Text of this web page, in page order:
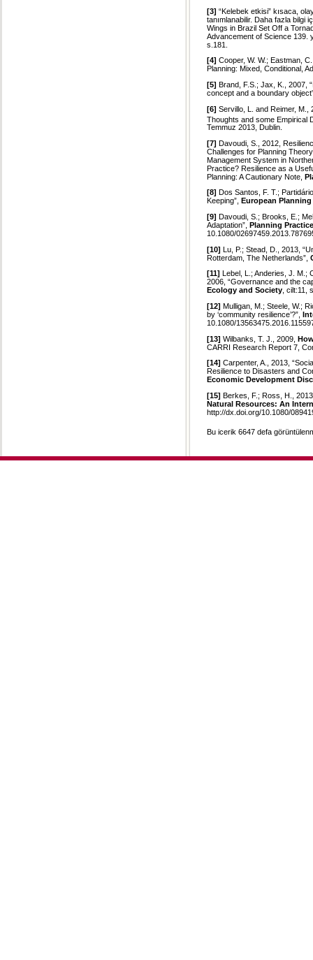
[3] “Kelebek etkisi” kısaca,
tanımlanabilir. Daha fazla bilgi
Wings in Brazil Set Off a
Advancement of Science 139.
s.181.
[4] Cooper, W. W.; Eastman,
Planning: Mixed, Conditional,
[5] Brand, F.S.; Jax, K., 2007,
concept and a boundary
[6] Servillo, L. and Reimer, M.,
Thoughts and some Empirical
Temmuz 2013, Dublin.
[7] Davoudi, S., 2012,
Challenges for Planning
Management System in
Practice? Resilience as a
Planning: A Cautionary Note,
[8] Dos Santos, F. T.;
Keeping”, European
[9] Davoudi, S.; Brooks, E.;
Adaptation”, Planning
10.1080/
[10] Lu, P.; Stead, D., 2013,
Rotterdam, The Netherlands”,
[11] Lebel, L.; Anderies, J. M.;
2006, “Governance and the
Ecology and Society, cilt:11,
[12] Mulligan, M.; Steele, W.;
by ‘community resilience’?”,
10.1080/
[13] Wilbanks, T. J., 2009,
CARRI Research Report 7,
[14] Carpenter, A., 2013,
Resilience to Disasters and
Economic Development
[15] Berkes, F.; Ross, H.,
Natural Resources: An
http://dx.doi.org/10.1080/
Bu icerik 6647 defa